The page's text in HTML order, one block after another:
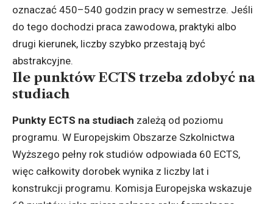
oznaczać 450–540 godzin pracy w semestrze. Jeśli
do tego dochodzi praca zawodowa, praktyki albo
drugi kierunek, liczby szybko przestają być
abstrakcyjne.
Ile punktów ECTS trzeba zdobyć na
studiach
Punkty ECTS na studiach zależą od poziomu
programu. W Europejskim Obszarze Szkolnictwa
Wyższego pełny rok studiów odpowiada 60 ECTS,
więc całkowity dorobek wynika z liczby lat i
konstrukcji programu. Komisja Europejska wskazuje